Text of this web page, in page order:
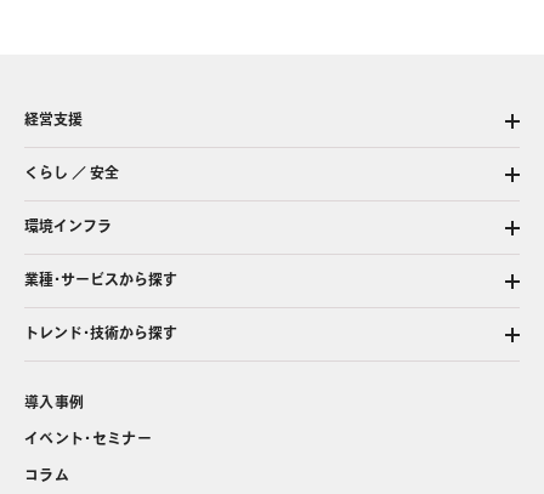
経営支援
くらし ／ 安全
環境インフラ
業種・サービスから探す
トレンド・技術から探す
導入事例
イベント・セミナー
コラム